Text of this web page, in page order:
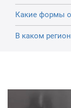
Какие формы
В каком